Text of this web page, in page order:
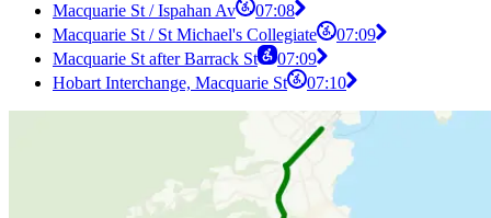
Macquarie St / Ispahan Av
07:08
Macquarie St / St Michael's Collegiate
07:09
Macquarie St after Barrack St
07:09
Hobart Interchange, Macquarie St
07:10